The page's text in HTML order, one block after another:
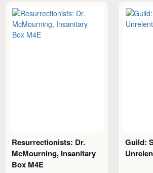
Resurrectionists: Dr.
McMourning, Insanitary
Box M4E
Guild: